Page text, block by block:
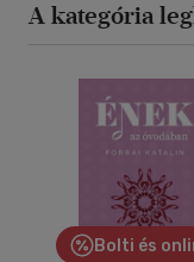
A kategória
Bolti és